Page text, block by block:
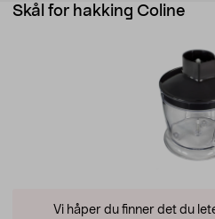
Skål for hakking Coline
Vi håper du finner det du